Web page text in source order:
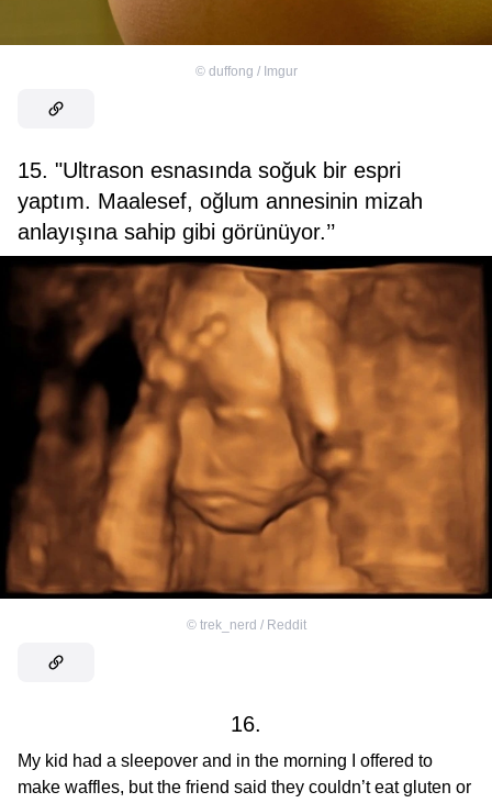
© duffong / Imgur
15. "Ultrason esnasında soğuk bir espri
yaptım. Maalesef, oğlum annesinin mizah
anlayışına sahip gibi görünüyor.’’
© trek_nerd / Reddit
16.
My kid had a sleepover and in the morning I offered to
make waffles, but the friend said they couldn’t eat gluten or